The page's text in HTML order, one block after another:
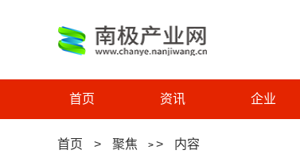
首页 资讯 企业
首页 > 聚焦 > > 内容